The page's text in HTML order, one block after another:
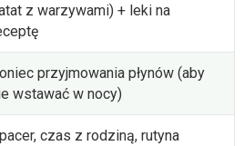
z warzywami) + leki na
przyjmowania płynów (aby
wstawać w nocy)
czas z rodziną, rutyna